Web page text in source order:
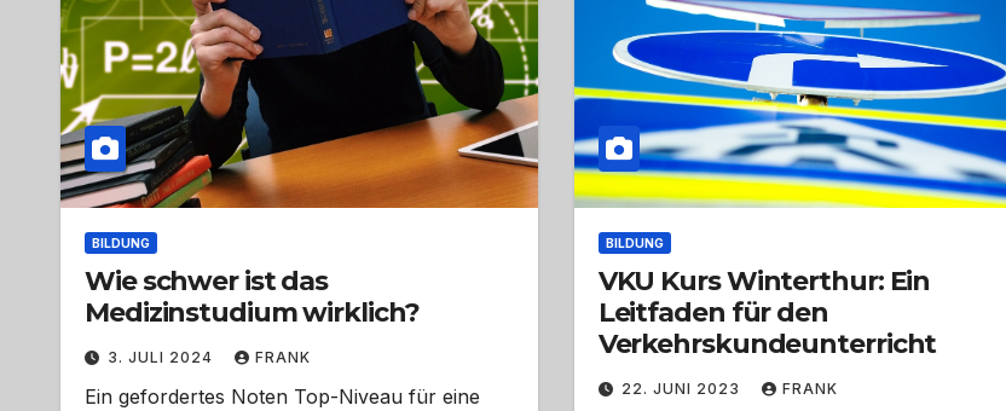
BILDUNG
Wie schwer ist das
Medizinstudium wirklich?
3. JULI 2024 FRANK
Ein gefordertes Noten Top-Niveau für eine
BILDUNG
VKU Kurs Winterthur: Ein
Leitfaden für den
Verkehrskundeunterricht
22. JUNI 2023 FRANK